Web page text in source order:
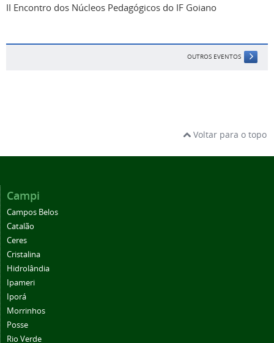
II Encontro dos Núcleos Pedagógicos do IF Goiano
OUTROS EVENTOS
Voltar para o topo
Campi
Campos Belos
Catalão
Ceres
Cristalina
Hidrolândia
Ipameri
Iporá
Morrinhos
Posse
Rio Verde